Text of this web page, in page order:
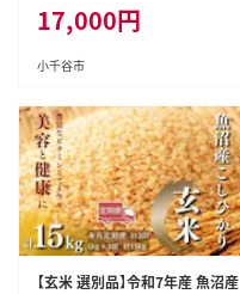
17,000円
小千谷市
【玄米 選別品】令和7年産 魚沼産